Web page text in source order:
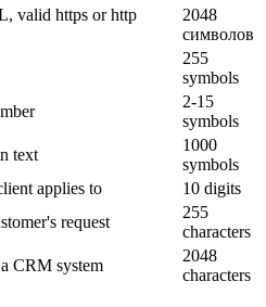
valid https or http
2048
символов
255
symbols
2-15
symbols
text
1000
symbols
applies to
10 digits
request
255
characters
CRM system
2048
characters